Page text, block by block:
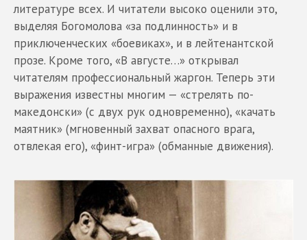
литературе всех. И читатели высоко оценили это,
выделяя Богомолова «за подлинность» и в
приключенческих «боевиках», и в лейтенантской
прозе. Кроме того, «В августе…» открывал
читателям профессиональный жаргон. Теперь эти
выражения известны многим — «стрелять по-
македонски» (с двух рук одновременно), «качать
маятник» (мгновенный захват опасного врага,
отвлекая его), «финт-игра» (обманные движения).